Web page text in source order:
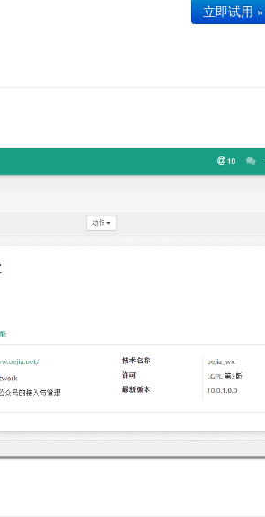
立即试用 »